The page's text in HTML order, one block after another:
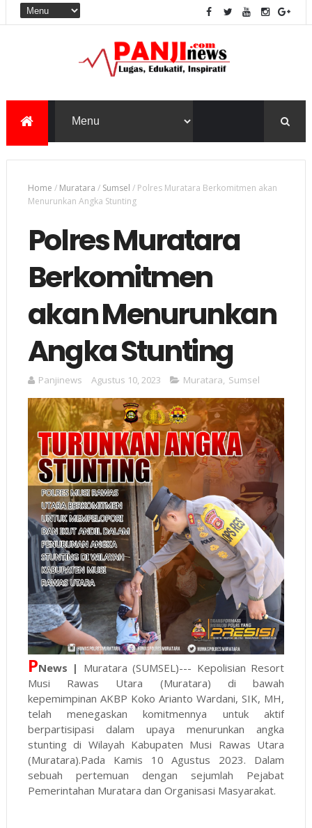
Home / Muratara / Sumsel / Polres Muratara Berkomitmen akan
Menurunkan Angka Stunting
Polres Muratara
Berkomitmen
akan Menurunkan
Angka Stunting
Panjinews Agustus 10, 2023 Muratara Sumsel
PNews | Muratara (SUMSEL)--- Kepolisian Resort
Musi Rawas Utara (Muratara) di bawah
kepemimpinan AKBP Koko Arianto Wardani, SIK, MH,
telah menegaskan komitmennya untuk aktif
berpartisipasi dalam upaya menurunkan angka
stunting di Wilayah Kabupaten Musi Rawas Utara
(Muratara).Pada Kamis 10 Agustus 2023. Dalam
sebuah pertemuan dengan sejumlah Pejabat
Pemerintahan Muratara dan Organisasi Masyarakat.